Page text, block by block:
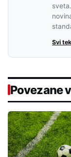
Svi
Povezane